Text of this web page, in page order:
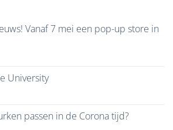
Vanaf 7 mei een pop-up store in
University
passen in de Corona tijd?